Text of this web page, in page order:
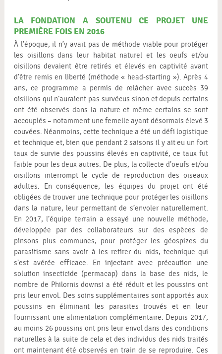
LA FONDATION A SOUTENU CE PROJET UNE
PREMIÈRE FOIS EN 2016
À l’époque, il n’y avait pas de méthode viable pour protéger
les oisillons dans leur habitat naturel et les oeufs et/ou
oisillons devaient être retirés et élevés en captivité avant
d’être remis en liberté (méthode « head-starting »). Après 4
ans, ce programme a permis de relâcher avec succès 39
oisillons qui n’auraient pas survécus sinon et depuis certains
ont été observés dans la nature et même certains se sont
accouplés – notamment une femelle ayant désormais élevé 3
couvées. Néanmoins, cette technique a été un défi logistique
et technique et, bien que pendant 2 saisons il y ait eu un fort
taux de survie des poussins élevés en captivité, ce taux fut
faible pour les deux autres. De plus, la collecte d’oeufs et/ou
oisillons interrompt le cycle de reproduction des oiseaux
adultes. En conséquence, les équipes du projet ont été
obligées de trouver une technique pour protéger les oisillons
dans la nature, leur permettant de s’envoler naturellement.
En 2017, l’équipe terrain a essayé une nouvelle méthode,
développée par des collaborateurs sur des espèces de
pinsons plus communes, pour protéger les géospizes du
parasitisme sans avoir à les retirer du nids, technique qui
s’est avérée efficace. En injectant avec précaution une
solution insecticide (permacap) dans la base des nids, le
nombre de Philornis downsi a été réduit et les poussins ont
pris leur envol. Des soins supplémentaires sont apportés aux
poussins en éliminant les parasites trouvés et en leur
fournissant une alimentation complémentaire. Depuis 2017,
au moins 26 poussins ont pris leur envol dans des conditions
naturelles à la suite de cela et des individus des nids traités
ont maintenant été observés en train de se reproduire. Ces